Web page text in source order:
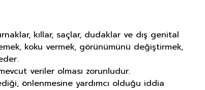
kıllar, saçlar, dudaklar ve dış genital
koku vermek, görünümünü değiştirmek,
veriler olması zorunludur.
önlenmesine yardımcı olduğu iddia